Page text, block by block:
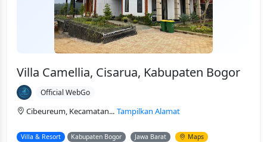
Villa Camellia, Cisarua, Kabupaten Bogor
Official WebGo
Cibeureum, Kecamatan... Tampilkan Alamat
Villa & Resort Kabupaten Bogor Jawa Barat Maps